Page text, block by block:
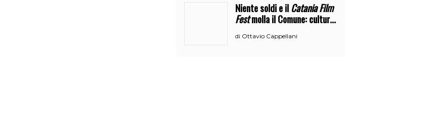
Niente soldi e ilCatania Film
Festmolla il Comune: cultura
di Ottavio Cappellani